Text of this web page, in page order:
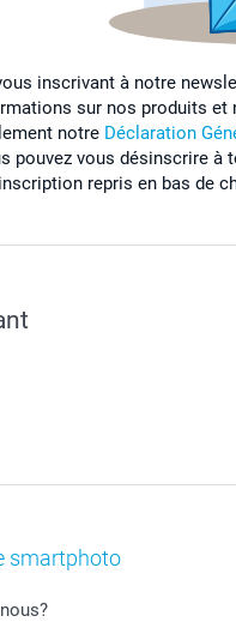
inscrivant à notre
sur nos produits et
notre Déclaration
pouvez vous désinscrire à
repris en bas de
smartphoto